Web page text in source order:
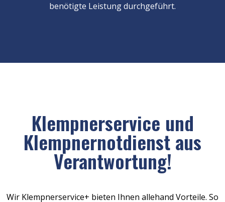
benötigte Leistung durchgeführt.
Klempnerservice und
Klempnernotdienst aus
Verantwortung!
Wir Klempnerservice+ bieten Ihnen allehand Vorteile. So